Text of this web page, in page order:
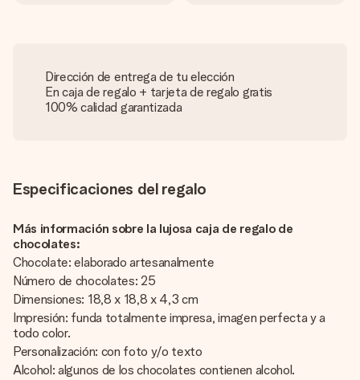
Dirección de entrega de tu elección
En caja de regalo + tarjeta de regalo gratis
100% calidad garantizada
Especificaciones del regalo
Más información sobre la lujosa caja de regalo de
chocolates:
Chocolate: elaborado artesanalmente
Número de chocolates: 25
Dimensiones: 18,8 x 18,8 x 4,3 cm
Impresión: funda totalmente impresa, imagen perfecta y a
todo color.
Personalización: con foto y/o texto
Alcohol: algunos de los chocolates contienen alcohol.